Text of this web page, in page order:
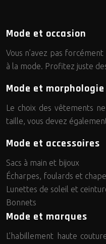
Mode et occasion
Vous n’avez pas
à la mode. Profitez juste
Mode et morphologie
Le choix des vêtements
taille, vous devez
Mode et accessoires
Sacs à main et bijoux
Écharpes, foulards et
Lunettes de soleil et
Bonnets
Mode et marques
L’habillement haute